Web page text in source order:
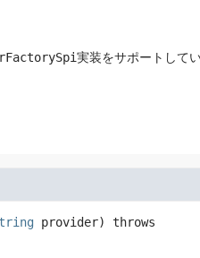
実装をサポートして
provider)
throws